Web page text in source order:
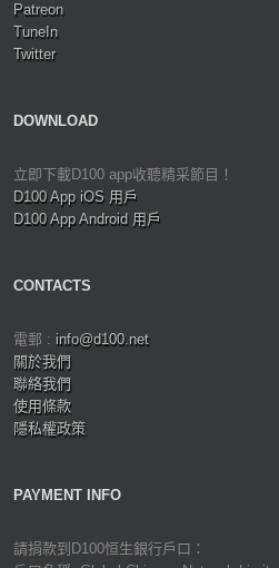
Patreon
TuneIn
Twitter
DOWNLOAD
立即下載D100 app收聽精采節目！
D100 App iOS 用戶
D100 App Android 用戶
CONTACTS
電郵 : info@d100.net
關於我們
聯絡我們
使用條款
隱私權政策
PAYMENT INFO
請捐款到D100恒生銀行戶口：